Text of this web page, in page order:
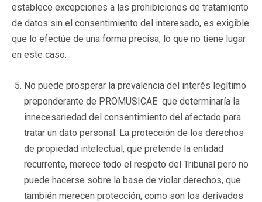
establece excepciones a las prohibiciones de tratamiento
de datos sin el consentimiento del interesado, es exigible
que lo efectúe de una forma precisa, lo que no tiene lugar
en este caso.
No puede prosperar la prevalencia del interés legítimo
preponderante de PROMUSICAE que determinaría la
innecesariedad del consentimiento del afectado para
tratar un dato personal. La protección de los derechos
de propiedad intelectual, que pretende la entidad
recurrente, merece todo el respeto del Tribunal pero no
puede hacerse sobre la base de violar derechos, que
también merecen protección, como son los derivados